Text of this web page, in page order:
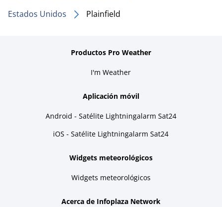
Estados Unidos
Plainfield
Productos Pro Weather
I'm Weather
Aplicación móvil
Android - Satélite Lightningalarm Sat24
iOS - Satélite Lightningalarm Sat24
Widgets meteorológicos
Widgets meteorológicos
Acerca de Infoplaza Network